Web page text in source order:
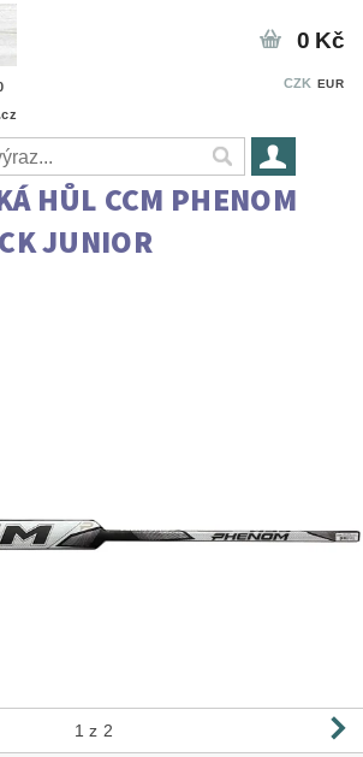
CZK EUR
0 Kč
HŮL CCM PHENOM
JUNIOR
1 z 2